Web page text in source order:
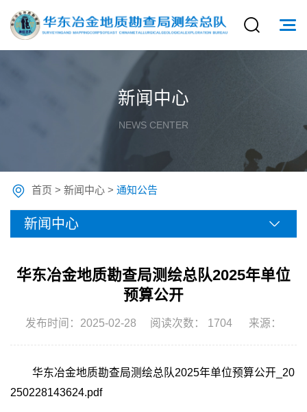
新闻中心
NEWS CENTER
首页 > 新闻中心 > 通知公告
新闻中心
华东冶金地质勘查局测绘总队2025年单位
预算公开
发布时间：2025-02-28 阅读次数： 1704 来源：
华东冶金地质勘查局测绘总队2025年单位预算公开_20
250228143624.pdf